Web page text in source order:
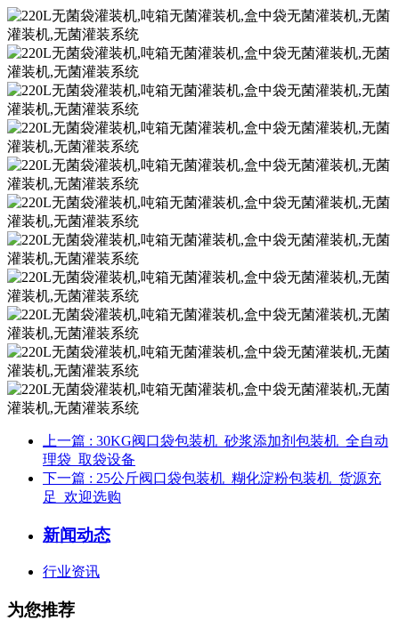
上一篇 : 30KG阀口袋包装机_砂浆添加剂包装机_全自动
理袋_取袋设备
下一篇 : 25公斤阀口袋包装机_糊化淀粉包装机_货源充
足_欢迎选购
新闻动态
行业资讯
为您推荐